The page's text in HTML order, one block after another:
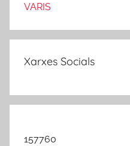
VARIS
Xarxes Socials
157760